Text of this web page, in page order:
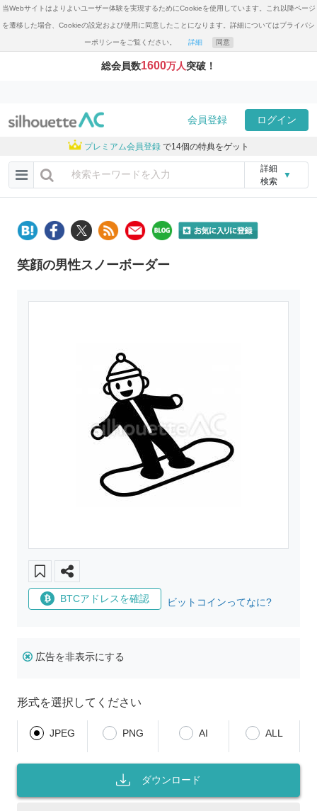
当Webサイトはよりよいユーザー体験を実現するためにCookieを使用しています。これ以降ページ
を遷移した場合、Cookieの設定および使用に同意したことになります。詳細についてはプライバシ
ーポリシーをご覧ください。 詳細 同意
総会員数1600万人突破！
会員登録 ログイン
プレミアム会員登録 で14個の特典をゲット
詳細
検索
▼
笑顔の男性スノーボーダー
BTCアドレスを確認 ビットコインってなに?
広告を非表示にする
形式を選択してください
JPEG PNG AI ALL
ダウンロード